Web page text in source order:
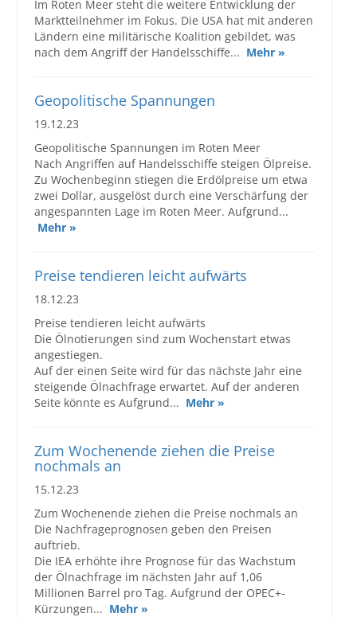
Im Roten Meer steht die weitere Entwicklung der
Marktteilnehmer im Fokus. Die USA hat mit anderen
Ländern eine militärische Koalition gebildet, was
nach dem Angriff der Handelsschiffe... Mehr »
Geopolitische Spannungen
19.12.23
Geopolitische Spannungen im Roten Meer
Nach Angriffen auf Handelsschiffe steigen Ölpreise.
Zu Wochenbeginn stiegen die Erdölpreise um etwa
zwei Dollar, ausgelöst durch eine Verschärfung der
angespannten Lage im Roten Meer. Aufgrund...
Mehr »
Preise tendieren leicht aufwärts
18.12.23
Preise tendieren leicht aufwärts
Die Ölnotierungen sind zum Wochenstart etwas
angestiegen.
Auf der einen Seite wird für das nächste Jahr eine
steigende Ölnachfrage erwartet. Auf der anderen
Seite könnte es Aufgrund... Mehr »
Zum Wochenende ziehen die Preise
nochmals an
15.12.23
Zum Wochenende ziehen die Preise nochmals an
Die Nachfrageprognosen geben den Preisen
auftrieb.
Die IEA erhöhte ihre Prognose für das Wachstum
der Ölnachfrage im nächsten Jahr auf 1,06
Millionen Barrel pro Tag. Aufgrund der OPEC+-
Kürzungen... Mehr »